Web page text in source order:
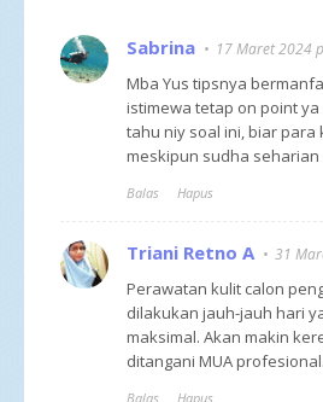
Sabrina 17 Maret 2024
Mba Yus tipsnya
istimewa tetap on point ya
tahu niy soal ini, biar para
meskipun sudha
Balas Hapus
Triani Retno A 31
Perawatan kulit calon
dilakukan jauh-jauh hari
maksimal. Akan makin
ditangani MUA profesional.
Balas Hapus